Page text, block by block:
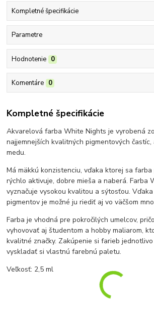
Kompletné špecifikácie
Parametre
Hodnotenie 0
Komentáre 0
Kompletné špecifikácie
Akvarelová farba White Nights je vyrobená
najjemnejších kvalitných pigmentových častíc,
medu.
Má mäkkú konzistenciu, vďaka ktorej sa
rýchlo aktivuje, dobre mieša a naberá. Farba
vyznačuje vysokou kvalitou a sýtosťou.
pigmentov je možné ju riediť aj vo väčšom
Farba je vhodná pre pokročilých umelcov,
vyhovovať aj študentom a hobby maliarom,
kvalitné značky. Zakúpenie si farieb
vyskladať si vlastnú farebnú paletu.
Veľkosť: 2,5 ml